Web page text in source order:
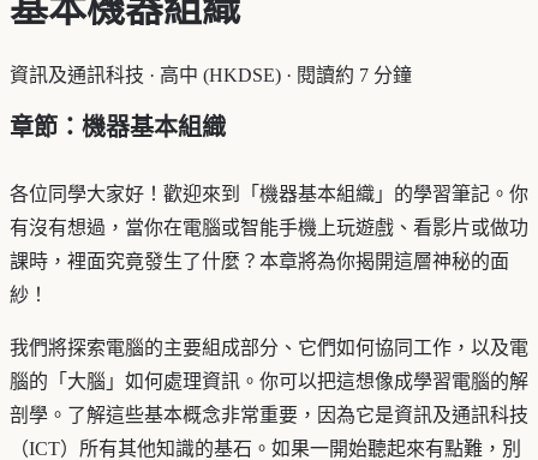
基本機器組織
資訊及通訊科技 · 高中 (HKDSE) · 閱讀約 7 分鐘
章節：機器基本組織
各位同學大家好！歡迎來到「機器基本組織」的學習筆記。你
有沒有想過，當你在電腦或智能手機上玩遊戲、看影片或做功
課時，裡面究竟發生了什麼？本章將為你揭開這層神秘的面
紗！
我們將探索電腦的主要組成部分、它們如何協同工作，以及電
腦的「大腦」如何處理資訊。你可以把這想像成學習電腦的解
剖學。了解這些基本概念非常重要，因為它是資訊及通訊科技
（ICT）所有其他知識的基石。如果一開始聽起來有點難，別